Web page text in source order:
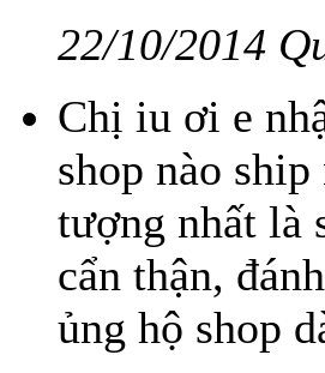
22/10/2014
Chị iu ơi e
shop nào
tượng nhất là
cẩn thận,
ủng hộ shop